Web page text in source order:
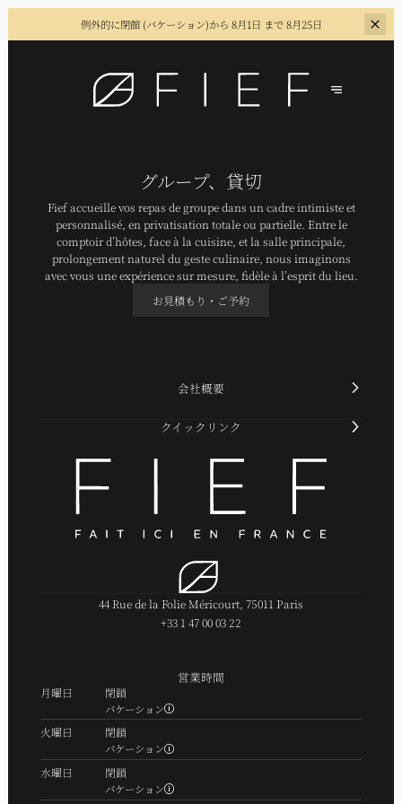
例外的に閉館 (バケーション)から 8月1日 まで 8月25日
グループ、貸切
Fief accueille vos repas de groupe dans un cadre intimiste et
personnalisé, en privatisation totale ou partielle. Entre le
comptoir d’hôtes, face à la cuisine, et la salle principale,
prolongement naturel du geste culinaire, nous imaginons
avec vous une expérience sur mesure, fidèle à l’esprit du lieu.
お見積もり・ご予約
会社概要
クイックリンク
44 Rue de la Folie Méricourt, 75011 Paris
+33 1 47 00 03 22
営業時間
月曜日 閉鎖
バケーション
火曜日 閉鎖
バケーション
水曜日 閉鎖
バケーション